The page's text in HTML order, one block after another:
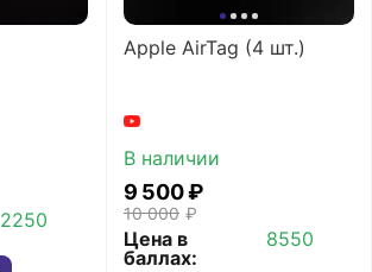
2250
Apple AirTag (4 шт.)
В наличии
10 000 ₽
9 500₽
Цена в
баллах:
8550